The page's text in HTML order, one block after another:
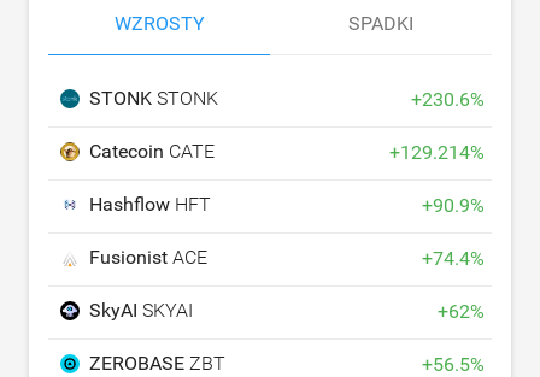
WZROSTY SPADKI
STONK STONK +230.6%
Catecoin CATE +129.214%
Hashflow HFT +90.9%
Fusionist ACE +74.4%
SkyAI SKYAI +62%
ZEROBASE ZBT +56.5%